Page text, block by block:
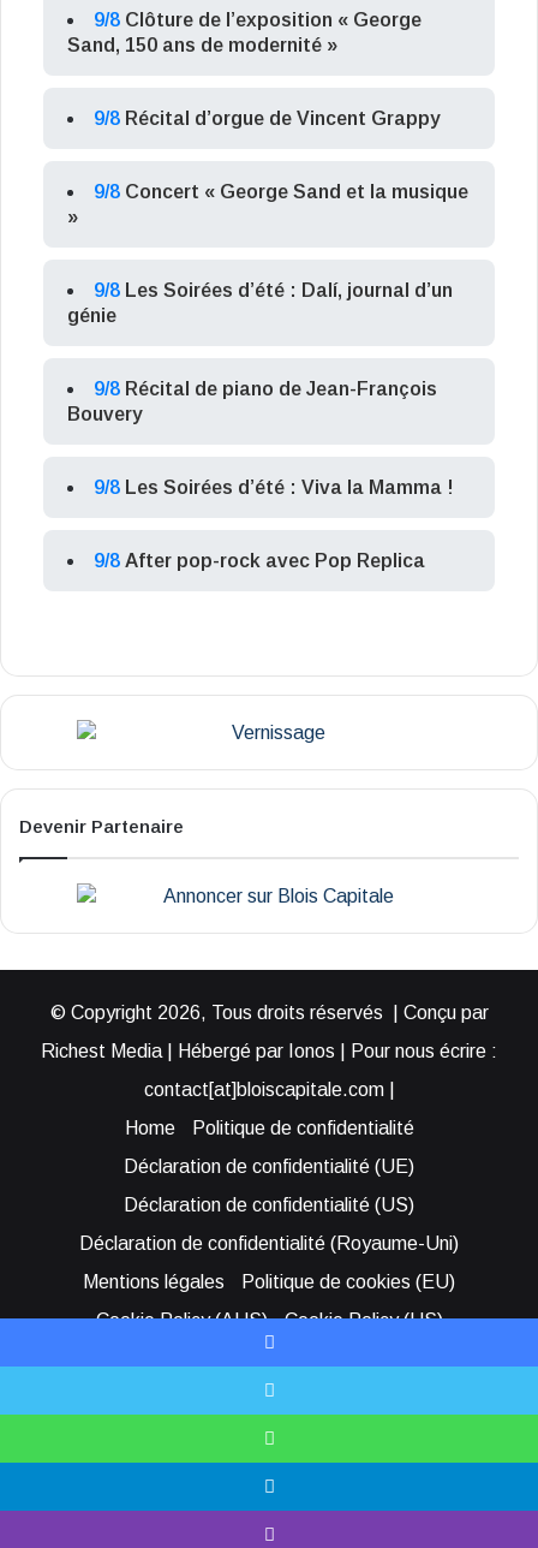
9/8 Clôture de l’exposition « George
Sand, 150 ans de modernité »
9/8 Récital d’orgue de Vincent Grappy
9/8 Concert « George Sand et la musique
»
9/8 Les Soirées d’été : Dalí, journal d’un
génie
9/8 Récital de piano de Jean-François
Bouvery
9/8 Les Soirées d’été : Viva la Mamma !
9/8 After pop-rock avec Pop Replica
Devenir Partenaire
© Copyright 2026, Tous droits réservés | Conçu par
Richest Media | Hébergé par Ionos | Pour nous écrire :
contact[at]bloiscapitale.com |
Home
Politique de confidentialité
Déclaration de confidentialité (UE)
Déclaration de confidentialité (US)
Déclaration de confidentialité (Royaume-Uni)
Mentions légales
Politique de cookies (EU)
Cookie Policy (AUS)
Cookie Policy (US)
Bénéficier d’une assistance
Facebook
X
WhatsApp
Telegram